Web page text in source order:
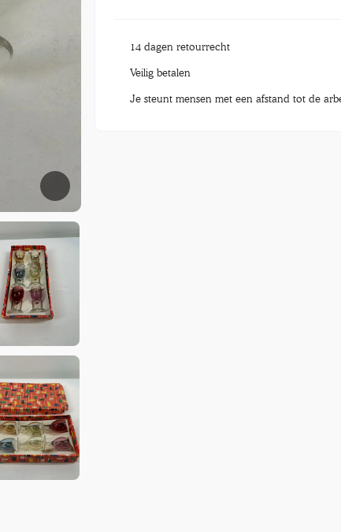
14 dagen retourrecht
Veilig betalen
Je steunt mensen met een afstand tot de